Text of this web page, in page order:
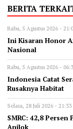
BERITA
Rabu, 5 Agustus 2026 -
Ini Kisaran Honor
Nasional
Rabu, 5 Agustus 2026 -
Indonesia Catat
Rusaknya Habitat
Selasa, 28 Juli 2026 - 21:33
‎SMRC: 42,8
Anjlok